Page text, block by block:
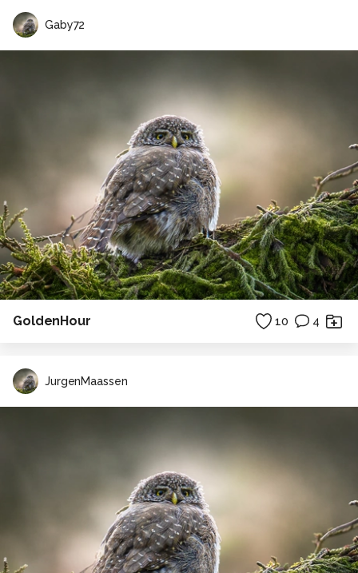
Gaby72
GoldenHour 10 4
JurgenMaassen